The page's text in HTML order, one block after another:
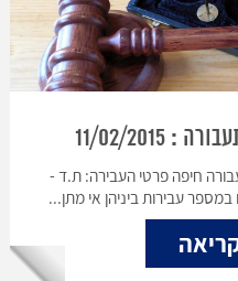
02/2015
תת"ע 4959-04-12 תעבורה חיפה פרטי העבירה: ת.ד -
עבירות ביניהן אי מתן...